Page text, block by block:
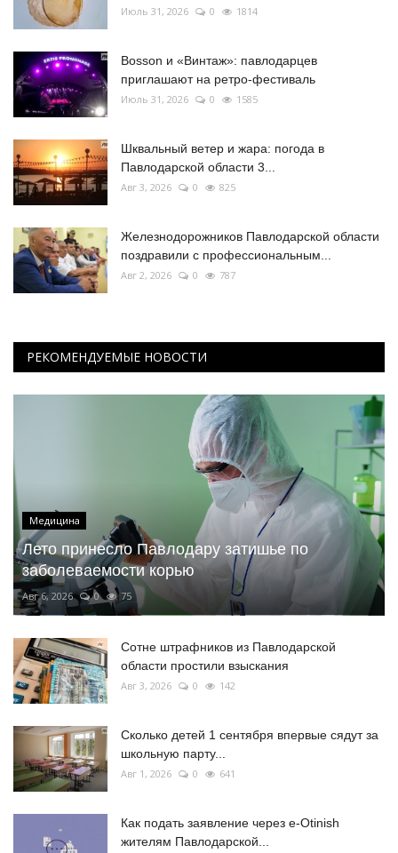
Июль 31, 2026 0 1814
Bosson и «Винтаж»: павлодарцев
приглашают на ретро-фестиваль
Июль 31, 2026 0 1585
Шквальный ветер и жара: погода в
Павлодарской области 3...
Авг 3, 2026 0 825
Железнодорожников Павлодарской области
поздравили с профессиональным...
Авг 2, 2026 0 787
РЕКОМЕНДУЕМЫЕ НОВОСТИ
Медицина
Лето принесло Павлодару затишье по
заболеваемости корью
Авг 6, 2026 0 75
Сотне штрафников из Павлодарской
области простили взыскания
Авг 3, 2026 0 142
Сколько детей 1 сентября впервые сядут за
школьную парту...
Авг 1, 2026 0 641
Как подать заявление через e-Otinish
жителям Павлодарской...